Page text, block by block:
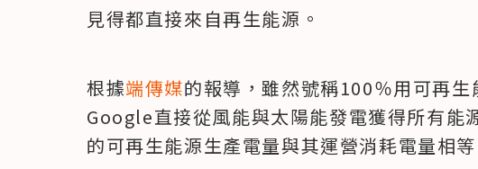
見得都直接來自再生能源。
根據端傳媒的報導，雖然號稱100％用可再
Google直接從風能與太陽能發電獲得所有能
的可再生能源生產電量與其運營消耗電量相等